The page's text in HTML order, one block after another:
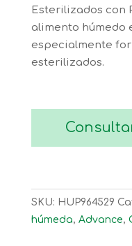
Esterilizados con
alimento húmedo
especialmente
esterilizados.
SKU: HUP964529
húmeda, Advance,